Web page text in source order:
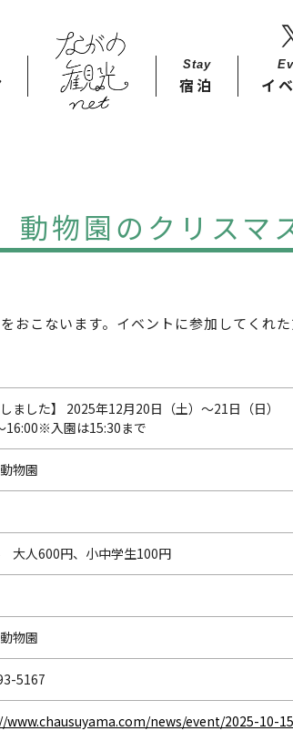
Stay​
宿泊 イ
物園のクリスマ
おこないます。イベントに参加してくれ
しました】 2025年12月20日（土）～21日（日）
16:00※入園は15:30まで
物園
大人600円、小中学生100円
物園
5167
www.chausuyama.com/news/event/2025-10-